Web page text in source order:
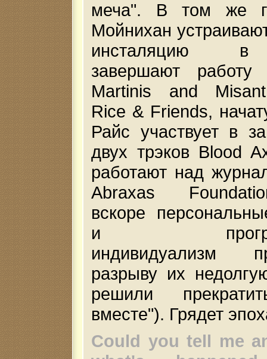
меча". В том же
Мойнихан
инсталяцию в
завершают
Martinis and
Rice & Friends,
Райс участвует в
двух трэков Blood
работают над
Abraxas
вскоре
и
индивидуализм
разрыву их
решили
вместе"). Грядет
Could you tell me